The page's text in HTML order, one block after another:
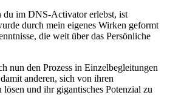
du im DNS-Activator erlebst, ist
durch mein eigenes Wirken geformt
die weit über das Persönliche
nun den Prozess in Einzelbegleitungen
anderen, sich von ihren
und ihr gigantisches Potenzial zu